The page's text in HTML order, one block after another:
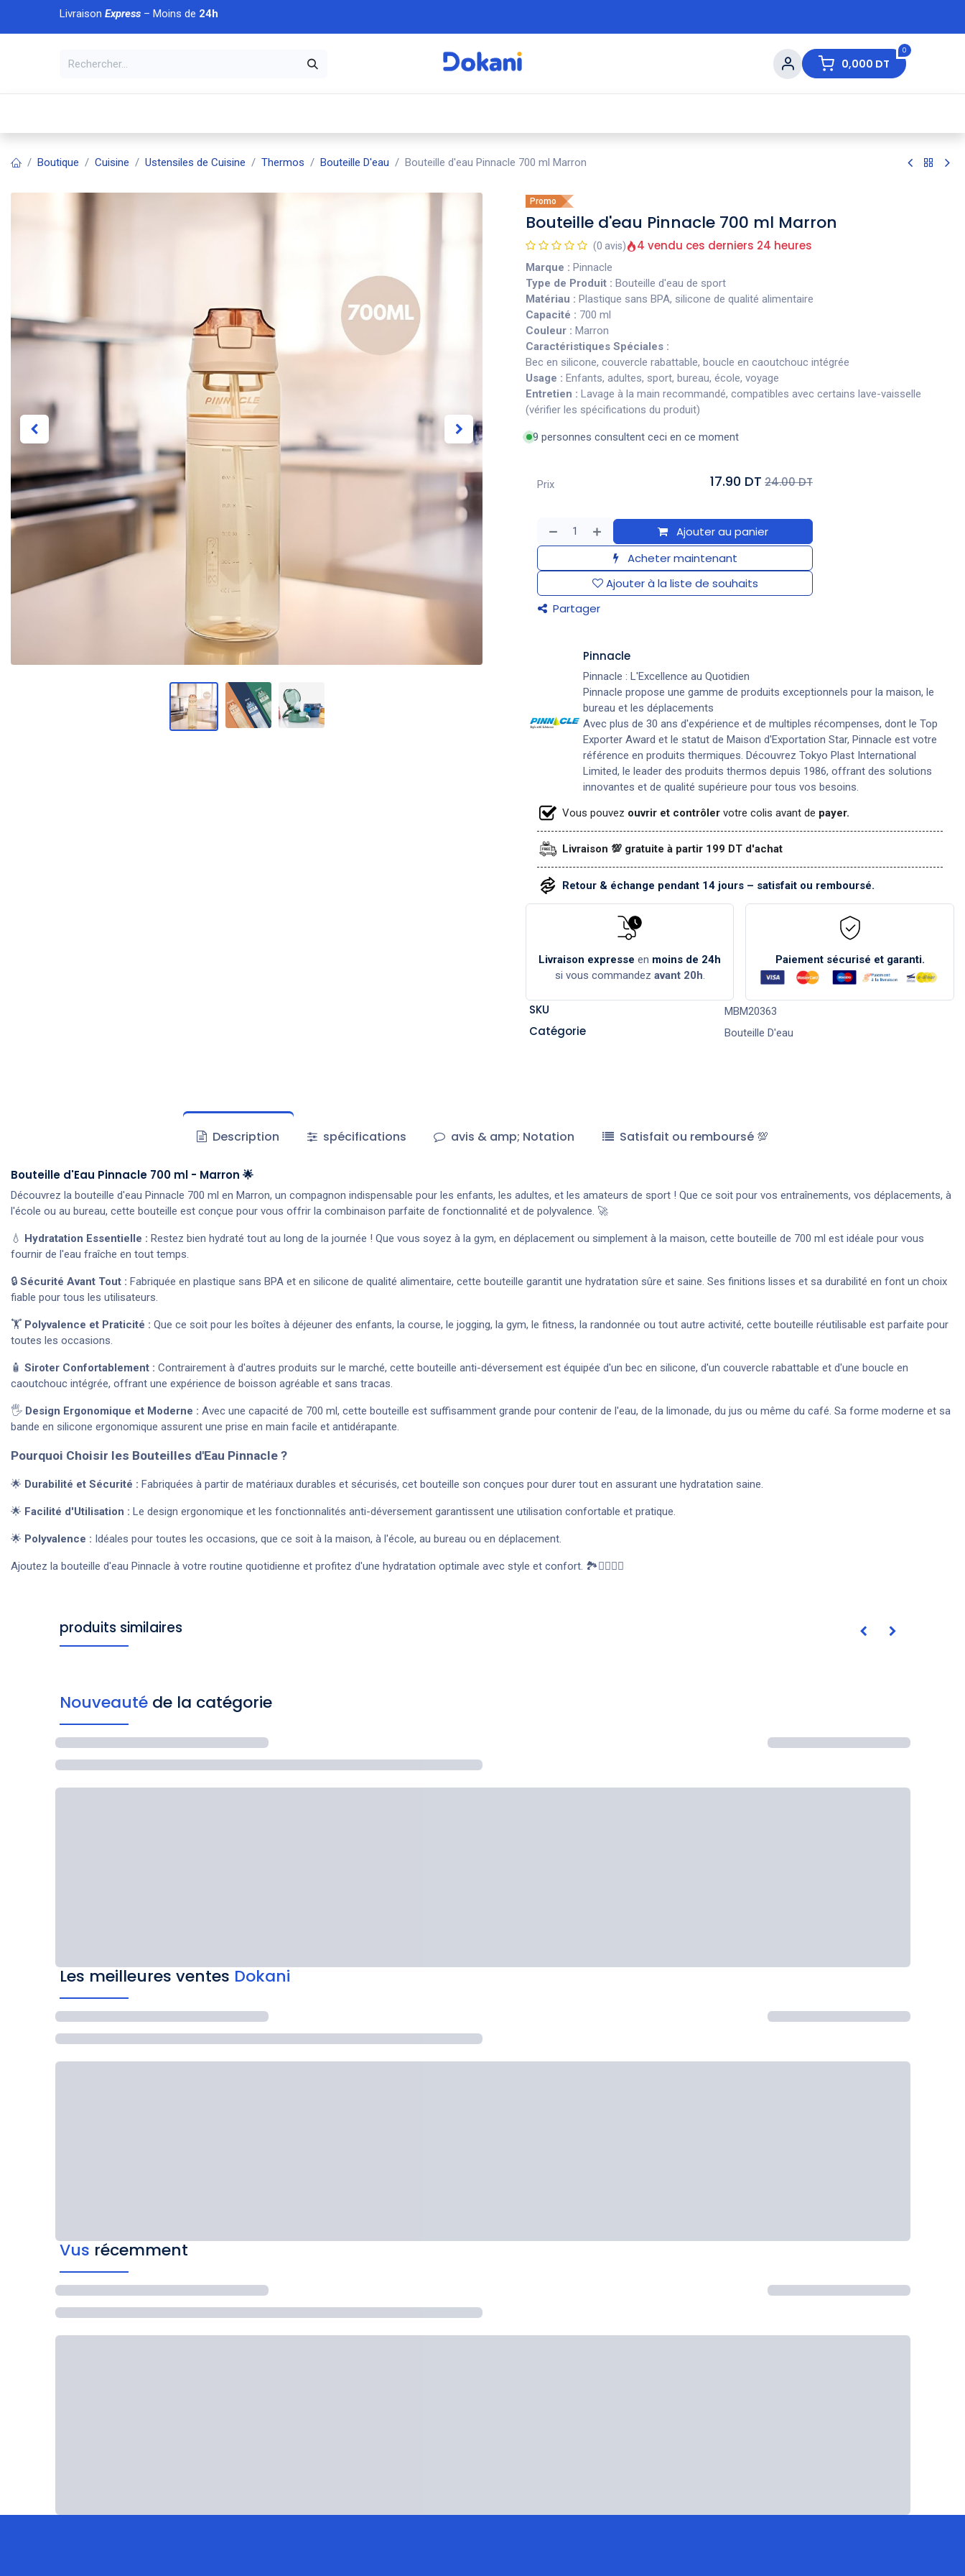
Se rendre au contenu
Livraison Express– Moins de 24h
0
0,000 DT
À DÉCOUVRIR
Boutique Cuisine Ustensiles de Cuisine Thermos Bouteille D'eau Bouteille d'eau Pinnacle 700 ml Marron
Promo
Bouteille d'eau Pinnacle 700 ml Marron
(0 avis) 4 vendu ces derniers 24 heures
Marque : Pinnacle
Type de Produit : Bouteille d'eau de sport
Matériau : Plastique sans BPA, silicone de qualité alimentaire
Capacité : 700 ml
Couleur : Marron
Caractéristiques Spéciales :
Bec en silicone, couvercle rabattable, boucle en caoutchouc intégrée
Usage : Enfants, adultes, sport, bureau, école, voyage
Entretien : Lavage à la main recommandé, compatibles avec certains lave-vaisselle
(vérifier les spécifications du produit)
9 personnes consultent ceci en ce moment
Ajouter au panier
Acheter maintenant
Ajouter à la liste de souhaits
Partager
Prix 17.90 DT 24.00 DT
Pinnacle
Pinnacle : L'Excellence au Quotidien
Pinnacle propose une gamme de produits exceptionnels pour la maison, le
bureau et les déplacements
Avec plus de 30 ans d'expérience et de multiples récompenses, dont le Top
Exporter Award et le statut de Maison d'Exportation Star, Pinnacle est votre
référence en produits thermiques. Découvrez Tokyo Plast International
Limited, le leader des produits thermos depuis 1986, offrant des solutions
innovantes et de qualité supérieure pour tous vos besoins.
Vous pouvez ouvrir et contrôler votre colis avant de payer.
Livraison 💯 gratuite à partir 199 DT d'achat
Retour & échange pendant 14 jours – satisfait ou remboursé.
Livraison expresse en moins de 24h
si vous commandez avant 20h.
Paiement sécurisé et garanti.
SKU MBM20363
Catégorie Bouteille D'eau
Description spécifications avis & amp; Notation Satisfait ou remboursé 💯
Bouteille d'Eau Pinnacle 700 ml - Marron 🌟
Découvrez la bouteille d'eau Pinnacle 700 ml en Marron, un compagnon indispensable pour les enfants, les adultes, et les amateurs de sport ! Que ce soit pour vos entraînements, vos déplacements, à
l'école ou au bureau, cette bouteille est conçue pour vous offrir la combinaison parfaite de fonctionnalité et de polyvalence. 🚀
💧 Hydratation Essentielle : Restez bien hydraté tout au long de la journée ! Que vous soyez à la gym, en déplacement ou simplement à la maison, cette bouteille de 700 ml est idéale pour vous
fournir de l'eau fraîche en tout temps.
🔒 Sécurité Avant Tout : Fabriquée en plastique sans BPA et en silicone de qualité alimentaire, cette bouteille garantit une hydratation sûre et saine. Ses finitions lisses et sa durabilité en font un choix
fiable pour tous les utilisateurs.
🏋️ Polyvalence et Praticité : Que ce soit pour les boîtes à déjeuner des enfants, la course, le jogging, la gym, le fitness, la randonnée ou tout autre activité, cette bouteille réutilisable est parfaite pour
toutes les occasions.
🧴 Siroter Confortablement : Contrairement à d'autres produits sur le marché, cette bouteille anti-déversement est équipée d'un bec en silicone, d'un couvercle rabattable et d'une boucle en
caoutchouc intégrée, offrant une expérience de boisson agréable et sans tracas.
🖐️ Design Ergonomique et Moderne : Avec une capacité de 700 ml, cette bouteille est suffisamment grande pour contenir de l'eau, de la limonade, du jus ou même du café. Sa forme moderne et sa
bande en silicone ergonomique assurent une prise en main facile et antidérapante.
Pourquoi Choisir les Bouteilles d'Eau Pinnacle ?
🌟 Durabilité et Sécurité : Fabriquées à partir de matériaux durables et sécurisés, cet bouteille son conçues pour durer tout en assurant une hydratation saine.
🌟 Facilité d'Utilisation : Le design ergonomique et les fonctionnalités anti-déversement garantissent une utilisation confortable et pratique.
🌟 Polyvalence : Idéales pour toutes les occasions, que ce soit à la maison, à l'école, au bureau ou en déplacement.
Ajoutez la bouteille d'eau Pinnacle à votre routine quotidienne et profitez d'une hydratation optimale avec style et confort. 🏞️🚴‍♀️🏃‍♂️
produits similaires
Nouveauté de la catégorie
Les meilleures ventes Dokani
Vus récemment